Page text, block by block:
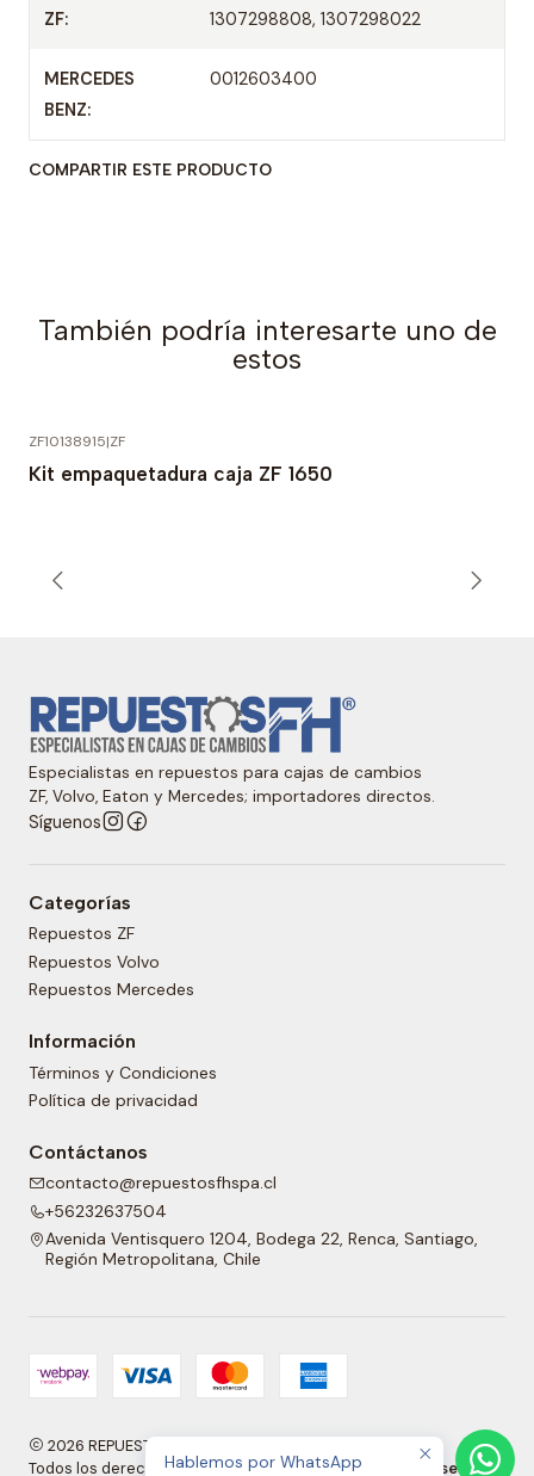
ZF: 1307298808, 1307298022
MERCEDES
BENZ:
0012603400
COMPARTIR ESTE PRODUCTO
También podría interesarte uno de
estos
ZF10138915|ZF
Kit empaquetadura caja ZF 1650
Especialistas en repuestos para cajas de cambios
ZF, Volvo, Eaton y Mercedes; importadores directos.
Síguenos
Categorías
Repuestos ZF
Repuestos Volvo
Repuestos Mercedes
Información
Términos y Condiciones
Política de privacidad
Contáctanos
contacto@repuestosfhspa.cl
+56232637504
Avenida Ventisquero 1204, Bodega 22, Renca, Santiago,
Región Metropolitana, Chile
2026 REPUESTOS FH SPA.
Todos los derechos reservados.Desarrollado por Jumpseller.
Hablemos por WhatsApp